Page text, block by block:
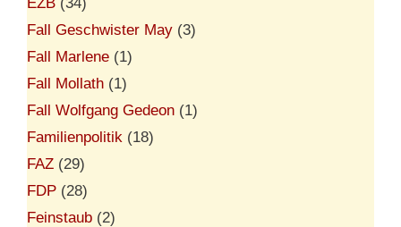
Fall Geschwister May (3)
Fall Marlene (1)
Fall Mollath (1)
Fall Wolfgang Gedeon (1)
Familienpolitik (18)
FAZ (29)
FDP (28)
Feinstaub (2)